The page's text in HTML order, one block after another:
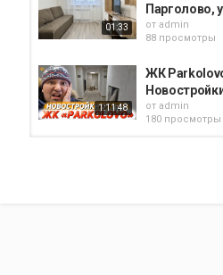
01:33
Парголово,
от admin
88 просмотры
1:11:48
ЖК
от admin
180 просмотры